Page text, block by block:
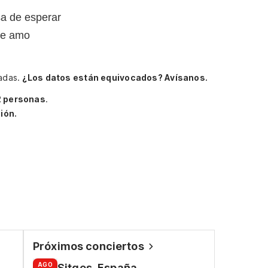
de esperar
amo
¿Los datos están equivocados? Avísanos.
personas.
Próximos conciertos
AGO